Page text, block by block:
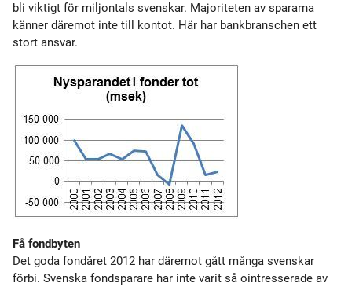
bli viktigt för miljontals svenskar. Majoriteten av spararna
känner däremot inte till kontot. Här har bankbranschen ett
stort ansvar.
Få fondbyten
Det goda fondåret 2012 har däremot gått många svenskar
förbi. Svenska fondsparare har inte varit så ointresserade av